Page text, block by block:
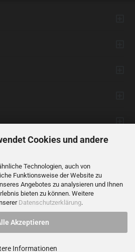
Cookies und andere
Technologien, auch von
Funktionsweise der Website zu
Angebotes zu analysieren und Ihnen
bieten zu können. Weitere
Datenschutzerklärung.
Akzeptieren
Informationen
widerrufen